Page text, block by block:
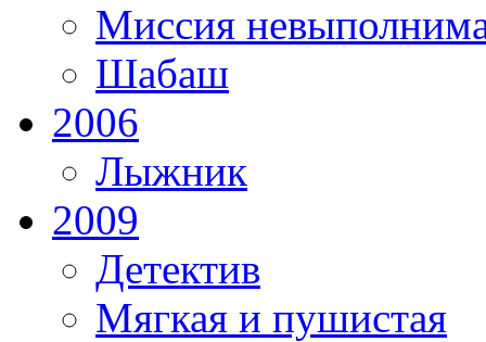
Миссия
Шабаш
2006
Лыжник
2009
Детектив
Мягкая и пушистая